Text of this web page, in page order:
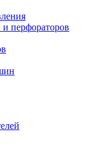
и перфораторов